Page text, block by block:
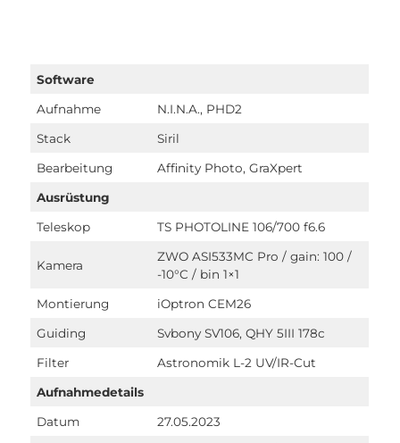
Software
Aufnahme N.I.N.A., PHD2
Stack Siril
Bearbeitung Affinity Photo, GraXpert
Ausrüstung
Teleskop TS PHOTOLINE 106/700 f6.6
Kamera
ZWO ASI533MC Pro / gain: 100 /
-10°C / bin 1×1
Montierung iOptron CEM26
Guiding Svbony SV106, QHY 5III 178c
Filter Astronomik L-2 UV/IR-Cut
Aufnahmedetails
Datum 27.05.2023